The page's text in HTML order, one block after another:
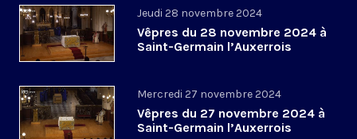
Jeudi 28 novembre 2024
Vêpres du 28 novembre 2024 à
Saint-Germain l’Auxerrois
Mercredi 27 novembre 2024
Vêpres du 27 novembre 2024 à
Saint-Germain l’Auxerrois